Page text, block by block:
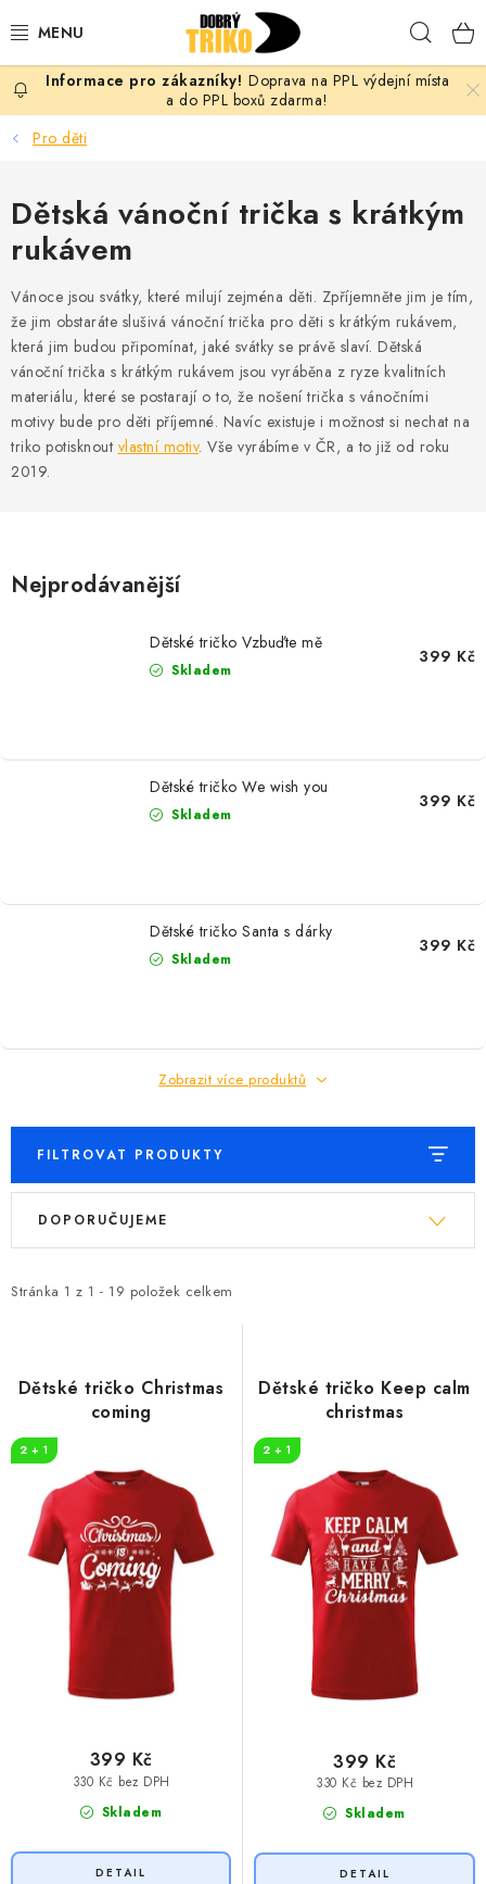
na
PRO ŽENY
PRO MUŽE
PRO DĚTI
DOPLŇKY
PRO PÁRY
VLASTNÍ MOTIV
TRIČKA
B2B
Zásady zpracování ochrany osobních údajů
Napište nám
Doprava na PPL výdejní místa
a do PPL boxů zdarma!
Pro děti
Dětská vánoční trička s krátkým
rukávem
Vánoce jsou svátky, které milují zejména děti. Zpříjemněte jim je tím,
že jim obstaráte slušivá vánoční trička pro děti s krátkým rukávem,
která jim budou připomínat, jaké svátky se právě slaví. Dětská
vánoční trička s krátkým rukávem jsou vyráběna z ryze kvalitních
materiálu, které se postarají o to, že nošení trička s vánočními
motivy bude pro děti příjemné. Navíc existuje i možnost si nechat na
triko potisknout vlastní motiv. Vše vyrábíme v ČR, a to již od roku
2019.
Nejprodávanější
Dětské tričko Vzbuďte mě
Skladem
399 Kč
Dětské tričko We wish you
Skladem
399 Kč
Dětské tričko Santa s dárky
Skladem
399 Kč
Zobrazit více produktů
FILTROVAT PRODUKTY
V
i
r
d
Stránka 1 z 1 - 19 položek celkem
Ř
e
p
o
DOPORUČUJEME
Dětské tričko Christmas
coming
2 + 1
Skladem
330 Kč bez DPH
399 Kč
Dětské tričko Keep calm
christmas
2 + 1
Skladem
330 Kč bez DPH
399 Kč